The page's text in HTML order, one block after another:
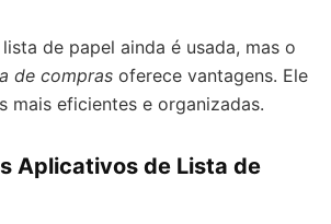
de papel ainda é usada, mas o
de compras oferece vantagens. Ele
mais eficientes e organizadas.
Aplicativos de Lista de